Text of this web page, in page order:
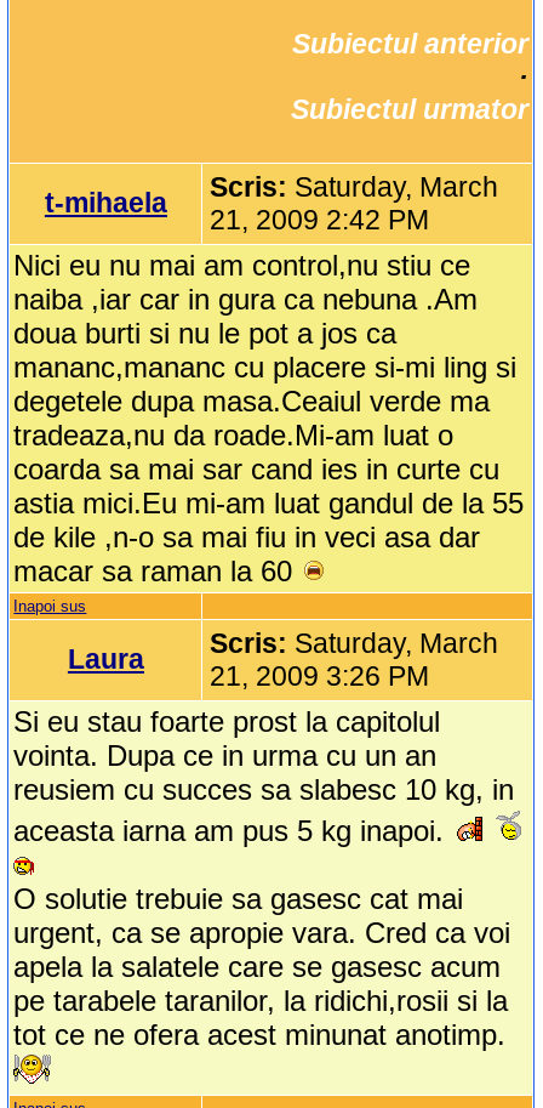
Subiectul anterior
Subiectul urmator
t-mihaela Scris: Saturday, March
21, 2009 2:42 PM
Nici eu nu mai am control,nu stiu ce
naiba ,iar car in gura ca nebuna .Am
doua burti si nu le pot a jos ca
mananc,mananc cu placere si-mi ling si
degetele dupa masa.Ceaiul verde ma
tradeaza,nu da roade.Mi-am luat o
coarda sa mai sar cand ies in curte cu
astia mici.Eu mi-am luat gandul de la 55
de kile ,n-o sa mai fiu in veci asa dar
macar sa raman la 60
Inapoi sus
Laura Scris: Saturday, March
21, 2009 3:26 PM
Si eu stau foarte prost la capitolul
vointa. Dupa ce in urma cu un an
reusiem cu succes sa slabesc 10 kg, in
aceasta iarna am pus 5 kg inapoi.
O solutie trebuie sa gasesc cat mai
urgent, ca se apropie vara. Cred ca voi
apela la salatele care se gasesc acum
pe tarabele taranilor, la ridichi,rosii si la
tot ce ne ofera acest minunat anotimp.